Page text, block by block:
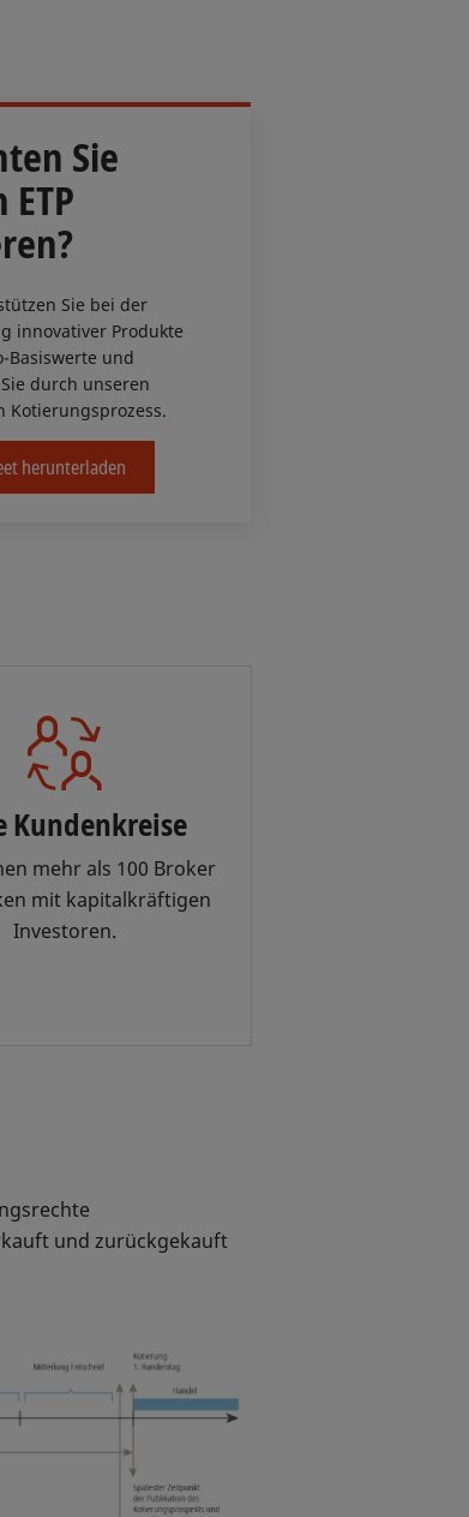
Sie
Sie bei der
innovativer Produkte
Basiswerte und
durch unseren
Kotierungsprozess.
herunterladen
Kundenkreise
mehr als 100 Broker
mit kapitalkräftigen
Investoren.
und zurückgekauft